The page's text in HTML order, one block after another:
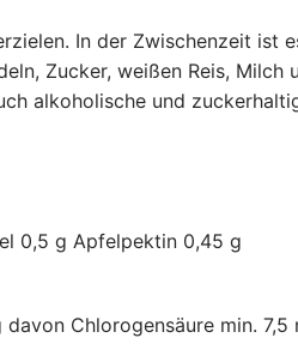
In der Zwischenzeit ist
Zucker, weißen Reis,
alkoholische und
0,5 g Apfelpektin 0,45 g
Chlorogensäure min.